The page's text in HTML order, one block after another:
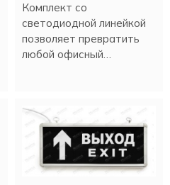
Комплект со
светодиодной линейкой
позволяет превратить
любой офисный